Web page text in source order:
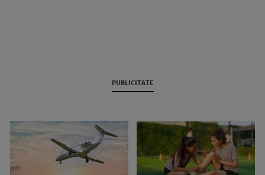
PUBLICITATE